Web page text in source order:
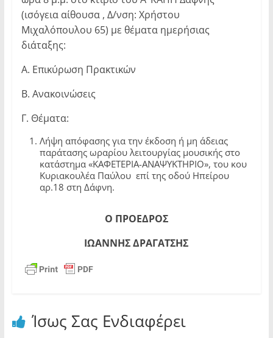
(ισόγεια αίθουσα , Δ/νση: Χρήστου
Μιχαλόπουλου 65) με θέματα ημερήσιας
διάταξης:
Α. Επικύρωση Πρακτικών
Β. Ανακοινώσεις
Γ. Θέματα:
Λήψη απόφασης για την έκδοση ή μη άδειας
παράτασης ωραρίου λειτουργίας μουσικής στο
κατάστημα «ΚΑΦΕΤΕΡΙΑ-ΑΝΑΨΥΚΤΗΡΙΟ», του κου
Κυριακουλέα Παύλου επί της οδού Ηπείρου
αρ.18 στη Δάφνη.
Ο ΠΡΟΕΔΡΟΣ
ΙΩΑΝΝΗΣ ΔΡΑΓΑΤΣΗΣ
Ίσως Σας Ενδιαφέρει